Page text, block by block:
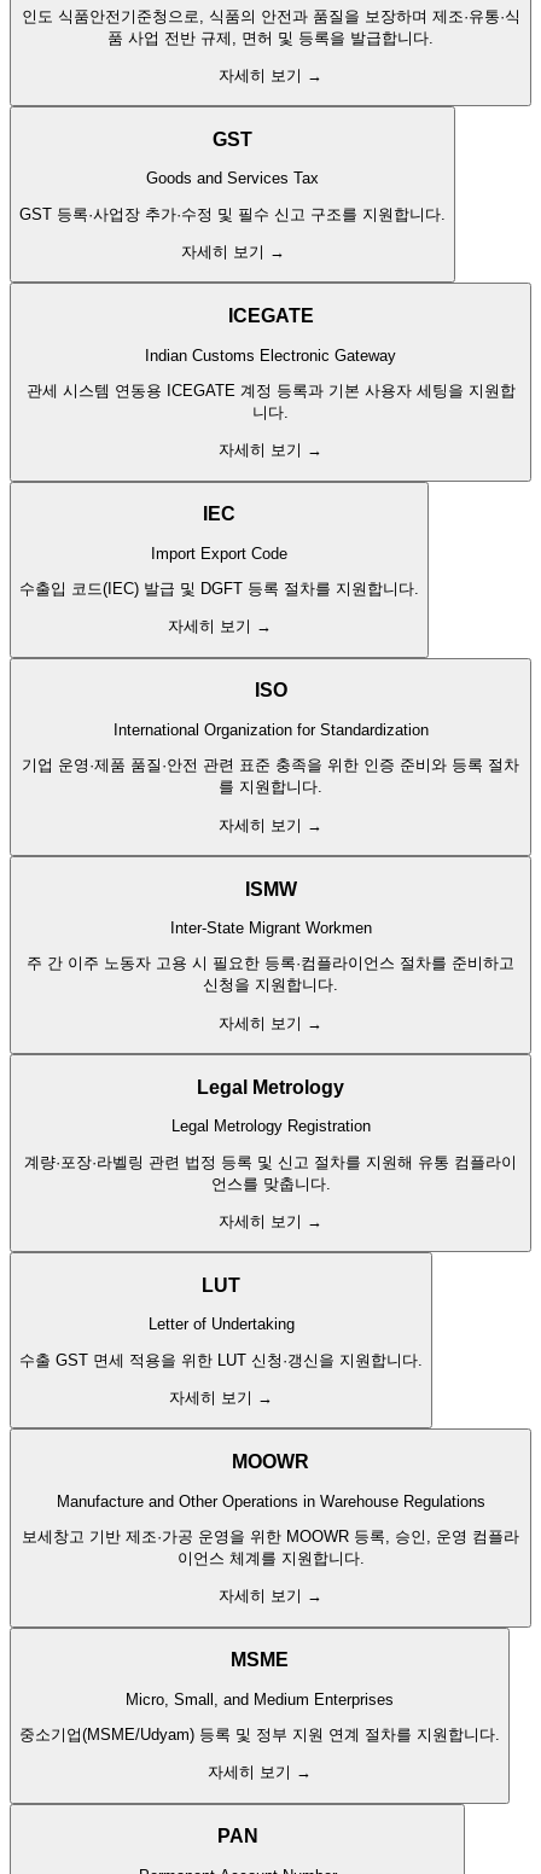
인도 식품안전기준청으로, 식품의 안전과 품질을 보장하며 제조·유통·식
품 사업 전반 규제, 면허 및 등록을 발급합니다.
자세히 보기 →
GST
Goods and Services Tax
GST 등록·사업장 추가·수정 및 필수 신고 구조를 지원합니다.
자세히 보기 →
ICEGATE
Indian Customs Electronic Gateway
관세 시스템 연동용 ICEGATE 계정 등록과 기본 사용자 세팅을 지원합
니다.
자세히 보기 →
IEC
Import Export Code
수출입 코드(IEC) 발급 및 DGFT 등록 절차를 지원합니다.
자세히 보기 →
ISO
International Organization for Standardization
기업 운영·제품 품질·안전 관련 표준 충족을 위한 인증 준비와 등록 절차
를 지원합니다.
자세히 보기 →
ISMW
Inter-State Migrant Workmen
주 간 이주 노동자 고용 시 필요한 등록·컴플라이언스 절차를 준비하고
신청을 지원합니다.
자세히 보기 →
Legal Metrology
Legal Metrology Registration
계량·포장·라벨링 관련 법정 등록 및 신고 절차를 지원해 유통 컴플라이
언스를 맞춥니다.
자세히 보기 →
LUT
Letter of Undertaking
수출 GST 면세 적용을 위한 LUT 신청·갱신을 지원합니다.
자세히 보기 →
MOOWR
Manufacture and Other Operations in Warehouse Regulations
보세창고 기반 제조·가공 운영을 위한 MOOWR 등록, 승인, 운영 컴플라
이언스 체계를 지원합니다.
자세히 보기 →
MSME
Micro, Small, and Medium Enterprises
중소기업(MSME/Udyam) 등록 및 정부 지원 연계 절차를 지원합니다.
자세히 보기 →
PAN